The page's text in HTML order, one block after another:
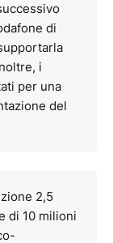
di
i
per una
del
2,5
di 10 milioni